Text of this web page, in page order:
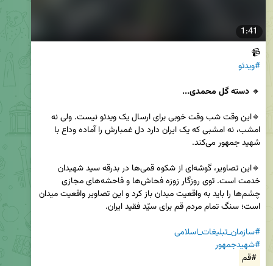
1:41
📹
#ویدئو
🔸 دسته گل محمدی...
#سازمان_تبلیغات_اسلامی
#شهیدجمهور
#قم